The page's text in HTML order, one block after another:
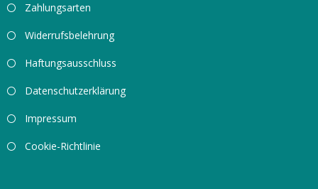
Zahlungsarten
Widerrufsbelehrung
Haftungsausschluss
Datenschutzerklärung
Impressum
Cookie-Richtlinie